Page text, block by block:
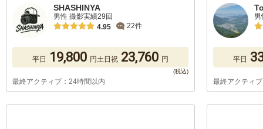
SHASHINYA
男性 撮影実績29回
4.95
22件
平日 19,800 円土日祝 23,760 円
最終アクティブ：24時間以内
平日
最終アクティ